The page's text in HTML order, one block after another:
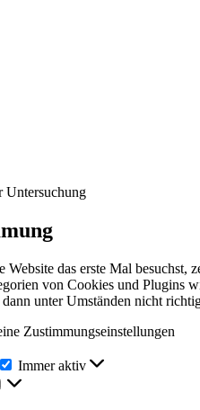
Untersuchung
Website das erste Mal
von Cookies und Plugins
dann unter Umständen nicht
Zustimmungseinstellungen
Functional
Immer aktiv
Statistics